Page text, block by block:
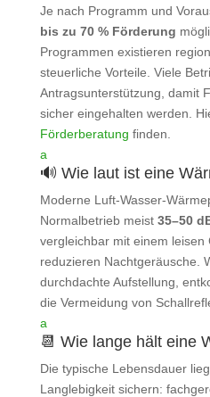
Je nach Programm und
bis zu 70 % Förderung
Programmen existieren
steuerliche Vorteile. Viele
Antragsunterstützung, damit
sicher eingehalten werden.
Förderberatung finden.
a
🔊 Wie laut ist eine
Moderne
Normalbetrieb meist 35–50
vergleichbar mit einem leisen
reduzieren Nachtgeräusche.
durchdachte Aufstellung,
die Vermeidung von
a
📆 Wie lange hält eine
Die typische Lebensdauer
Langlebigkeit sichern: